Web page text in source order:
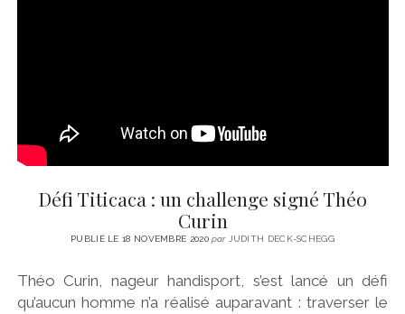
Défi Titicaca : un challenge signé Théo
Curin
PUBLIÉ LE 18 NOVEMBRE 2020parJUDITH DECK-SCHEGG
Théo Curin, nageur handisport, s’est lancé un défi
qu’aucun homme n’a réalisé auparavant : traverser le